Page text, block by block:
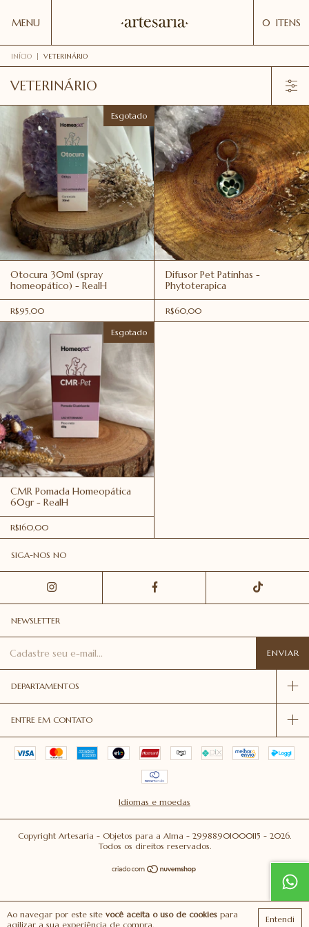
MENU 0 ITENS
Ao navegar por este site você aceita o uso de cookies para
agilizar a sua experiência de compra.
Entendi
INÍCIO | VETERINÁRIO
VETERINÁRIO
Esgotado
Otocura 30ml (spray
homeopático) - RealH
R$95,00
Difusor Pet Patinhas -
Phytoterapica
R$60,00
Esgotado
CMR Pomada Homeopática
60gr - RealH
R$160,00
SIGA-NOS NO
NEWSLETTER
DEPARTAMENTOS
ENTRE EM CONTATO
Idiomas e moedas
Copyright Artesaria - Objetos para a Alma - 29988901000115 - 2026.
Todos os direitos reservados.